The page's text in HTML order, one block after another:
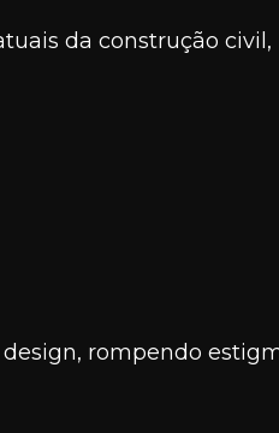
da construção civil,
rompendo